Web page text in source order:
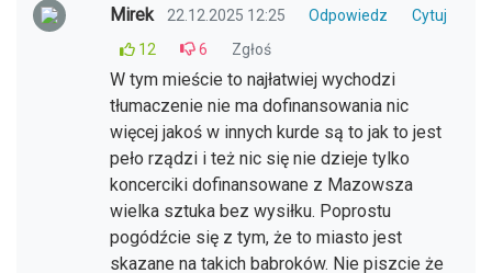
Mirek 22.12.2025 12:25 Odpowiedz
Cytuj
12
6 Zgłoś
W tym mieście to najłatwiej wychodzi
tłumaczenie nie ma dofinansowania nic
więcej jakoś w innych kurde są to jak to jest
peło rządzi i też nic się nie dzieje tylko
koncerciki dofinansowane z Mazowsza
wielka sztuka bez wysiłku. Poprostu
pogódźcie się z tym, że to miasto jest
skazane na takich babroków. Nie piszcie że